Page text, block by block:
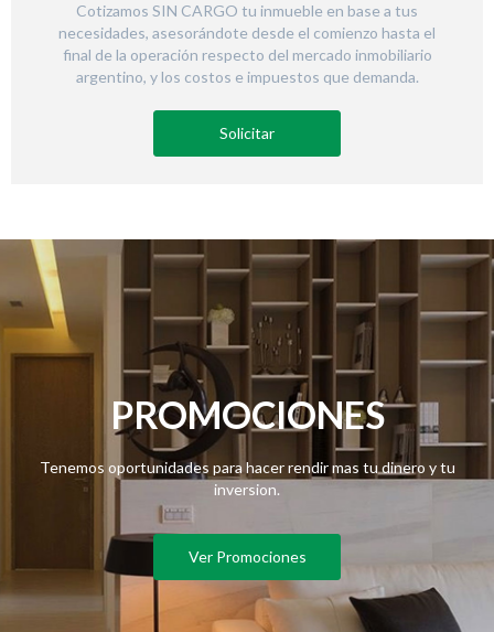
Cotizamos SIN CARGO tu inmueble en base a tus
necesidades, asesorándote desde el comienzo hasta el
final de la operación respecto del mercado inmobiliario
argentino, y los costos e impuestos que demanda.
Solicitar
PROMOCIONES
Tenemos oportunidades para hacer rendir mas tu dinero y tu
inversion.
Ver Promociones